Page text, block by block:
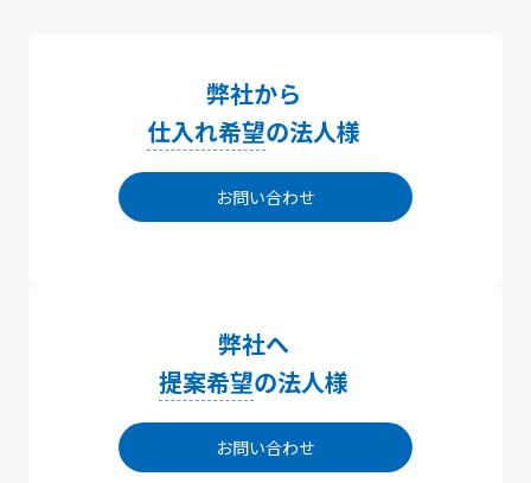
弊社から
仕入れ希望の法人様
お問い合わせ
弊社へ
提案希望の法人様
お問い合わせ